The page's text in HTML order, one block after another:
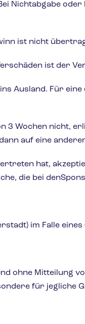
Nichtabgabe
ist nicht
ist der
Ausland. Für
3 Wochen nicht,
auf eine
hat,
die bei
im Falle eines
ohne Mitteilung
für jegliche